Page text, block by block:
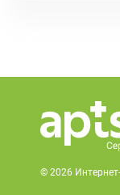
© 2026